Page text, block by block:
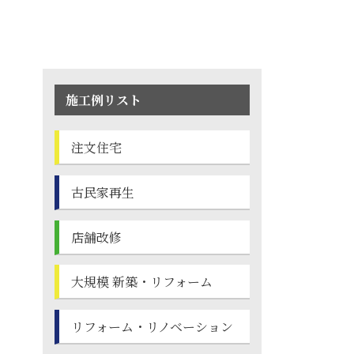
施工例リスト
注文住宅
古民家再生
店舗改修
大規模 新築・ リフォーム
リフォーム・ リノベーション